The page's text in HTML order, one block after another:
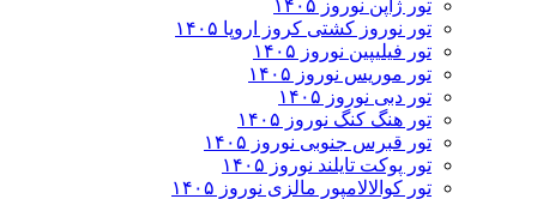
تور ژاپن نوروز ۱۴۰۵
تور نوروز کشتی کروز اروپا ۱۴۰۵
تور فیلیپین نوروز ۱۴۰۵
تور موریس نوروز ۱۴۰۵
تور دبی نوروز ۱۴۰۵
تور هنگ کنگ نوروز ۱۴۰۵
تور قبرس جنوبی نوروز ۱۴۰۵
تور پوکت تایلند نوروز ۱۴۰۵
تور کوالالامپور مالزی نوروز ۱۴۰۵